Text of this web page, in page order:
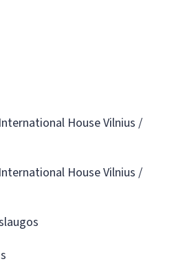
House Vilnius /
House Vilnius /